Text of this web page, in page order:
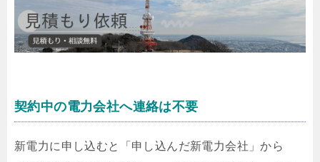
契約中の電力会社へ連絡は不要
新電力に申し込むと「申し込んだ新電力会社」から